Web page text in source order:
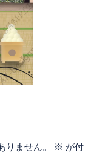
ません。 ※ が付